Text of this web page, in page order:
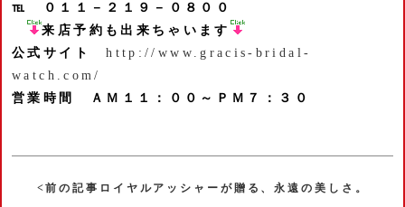
℡ ０１１－２１９－０８００
来店予約も出来ちゃいます
公式サイト
http://www.gracis-bridal-
watch.com/
営業時間 ＡＭ１１：００～ＰＭ７：３０
<前の記事ロイヤルアッシャーが贈る、永遠の美しさ。